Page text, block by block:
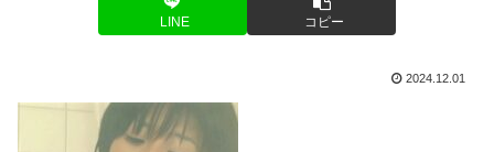
LINE コピー
2024.12.01